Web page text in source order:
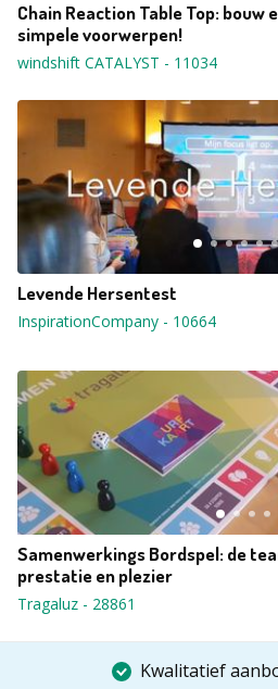
Chain Reaction Table Top:
simpele voorwerpen!
windshift CATALYST - 11034
Levende Hersentest
InspirationCompany - 10664
Samenwerkings Bordspel: de
prestatie en plezier
Tragaluz - 28861
Kwalitatief